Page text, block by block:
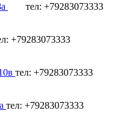
тел: +79283073333
+79283073333
тел: +79283073333
тел: +79283073333